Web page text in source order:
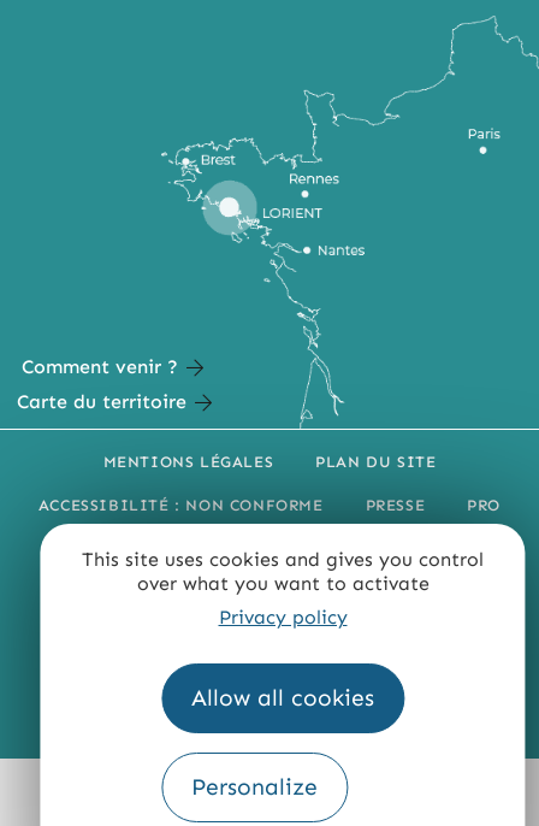
This site uses cookies and gives you control
over what you want to activate
Privacy policy
Allow all cookies
Personalize
Comment venir ?
Carte du territoire
MENTIONS LÉGALES PLAN DU SITE
ACCESSIBILITÉ : NON CONFORME PRESSE PRO
QUI SOMMES-NOUS ?
Fourni par
Traduction